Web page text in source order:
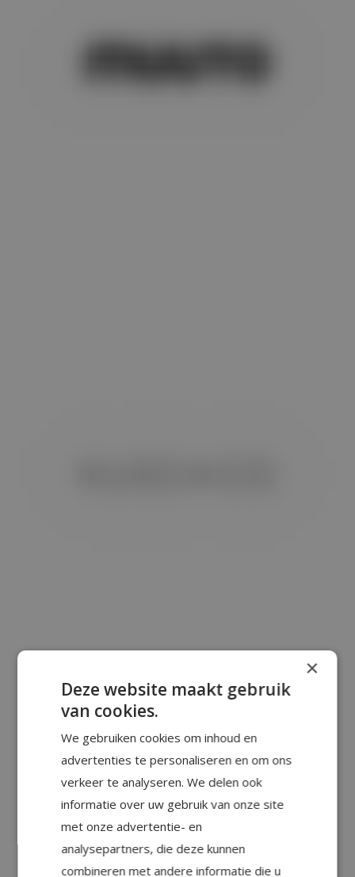
×
Deze website maakt gebruik
van cookies.
We gebruiken cookies om inhoud en
advertenties te personaliseren en om ons
verkeer te analyseren. We delen ook
informatie over uw gebruik van onze site
met onze advertentie- en
analysepartners, die deze kunnen
combineren met andere informatie die u